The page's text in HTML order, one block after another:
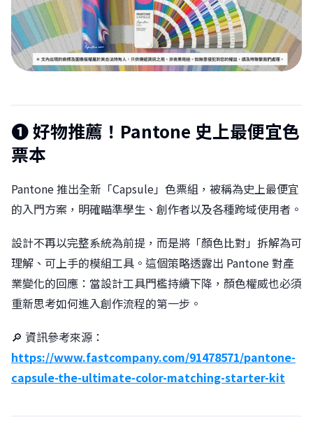
❶ 好物推薦！Pantone 史上最便宜色
票本
Pantone 推出全新「Capsule」色票組，被稱為史上最便宜
的入門方案，明確瞄準學生、創作者以及各種跨域使用者。
設計不再以完整系統為前提，而是將「顏色比對」拆解為可
理解、可上手的模組工具。這個策略透露出 Pantone 對產
業變化的回應：當設計工具門檻持續下降，顏色權威也必須
重新思考如何進入創作流程的第一步。
🔎 資訊參考來源：
https://www.fastcompany.com/91478571/pantone-
capsule-the-ultimate-color-matching-starter-kit